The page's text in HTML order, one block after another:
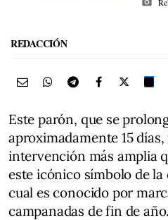
REDACCIÓN
Este parón, que se
aproximadamente 15
intervención más amplia
este icónico símbolo de la
cual es conocido por
campanadas de fin de año.